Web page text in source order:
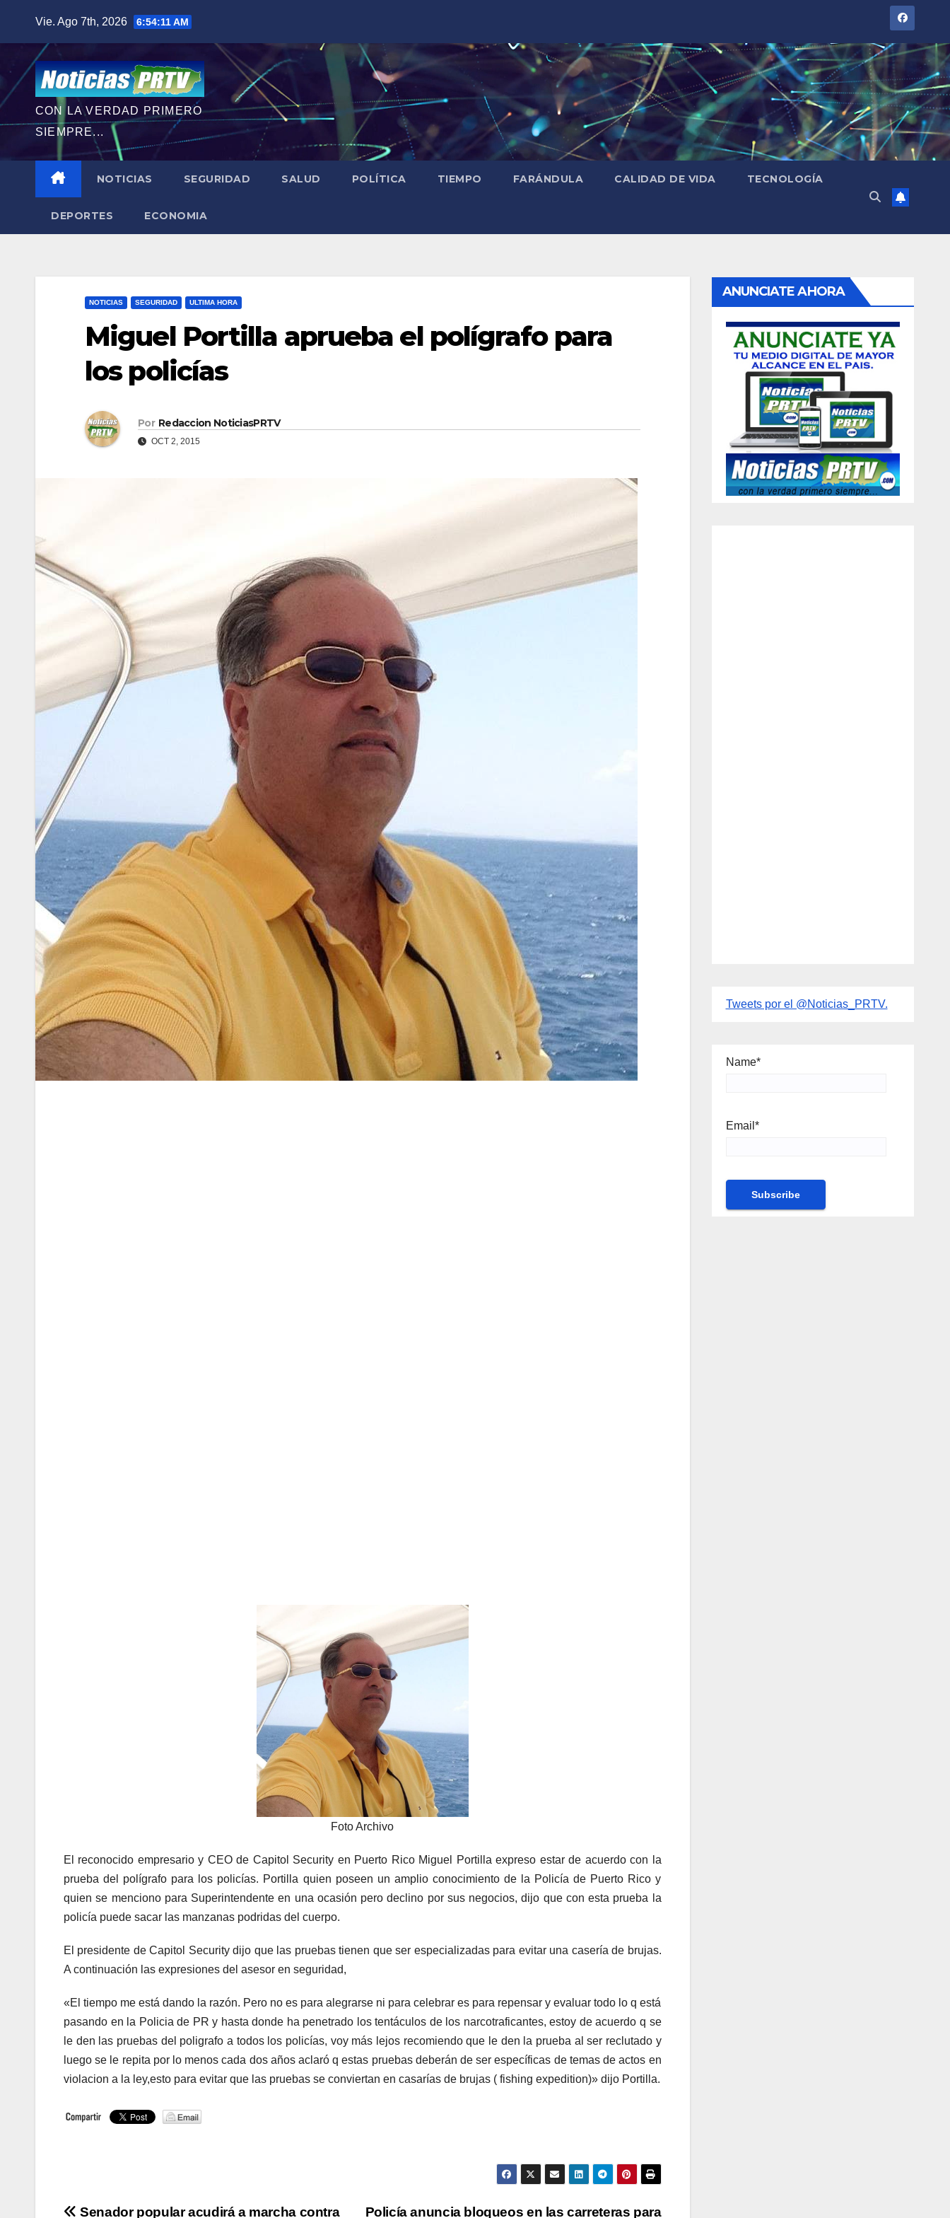
contenido
Vie. Ago 7th, 2026 6:54:13 AM
CON LA VERDAD PRIMERO
SIEMPRE...
NOTICIAS SEGURIDAD SALUD POLÍTICA TIEMPO FARÁNDULA CALIDAD DE VIDA TECNOLOGÍA
DEPORTES ECONOMIA
NOTICIAS SEGURIDAD ULTIMA HORA
Miguel Portilla aprueba el polígrafo para
los policías
Por Redaccion NoticiasPRTV
OCT 2, 2015
Foto Archivo
El reconocido empresario y CEO de Capitol Security en Puerto Rico Miguel Portilla expreso estar de acuerdo con la
prueba del polígrafo para los policías. Portilla quien poseen un amplio conocimiento de la Policía de Puerto Rico y
quien se menciono para Superintendente en una ocasión pero declino por sus negocios, dijo que con esta prueba la
policía puede sacar las manzanas podridas del cuerpo.
El presidente de Capitol Security dijo que las pruebas tienen que ser especializadas para evitar una casería de brujas.
A continuación las expresiones del asesor en seguridad,
«El tiempo me está dando la razón. Pero no es para alegrarse ni para celebrar es para repensar y evaluar todo lo q está
pasando en la Policia de PR y hasta donde ha penetrado los tentáculos de los narcotraficantes, estoy de acuerdo q se
le den las pruebas del poligrafo a todos los policías, voy más lejos recomiendo que le den la prueba al ser reclutado y
luego se le repita por lo menos cada dos años aclaró q estas pruebas deberán de ser específicas de temas de actos en
violacion a la ley,esto para evitar que las pruebas se conviertan en casarías de brujas ( fishing expedition)» dijo Portilla.
Policía anuncia bloqueos en las carreteras para
Senador popular acudirá a marcha contra
ANUNCIATE AHORA
Tweets por el @Noticias_PRTV.
Name*
Email*